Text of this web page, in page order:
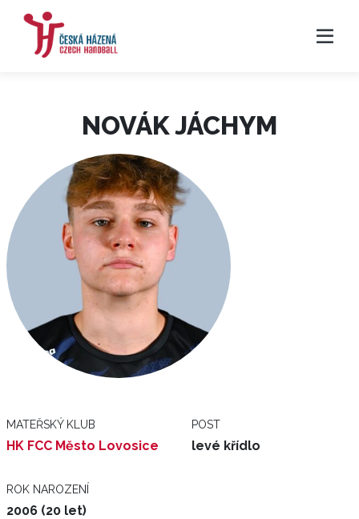
NOVÁK JÁCHYM
MATEŘSKÝ KLUB
HK FCC Město Lovosice
POST
levé křídlo
ROK NAROZENÍ
2006 (20 let)